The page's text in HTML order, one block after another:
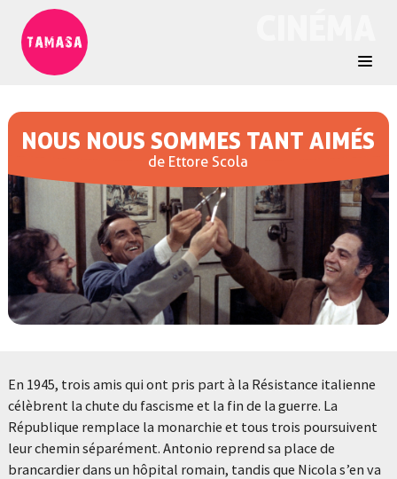
NOUS NOUS SOMMES TANT AIMÉS
de Ettore Scola
En 1945, trois amis qui ont pris part à la Résistance italienne
célèbrent la chute du fascisme et la fin de la guerre. La
République remplace la monarchie et tous trois poursuivent
leur chemin séparément. Antonio reprend sa place de
brancardier dans un hôpital romain, tandis que Nicola s’en va